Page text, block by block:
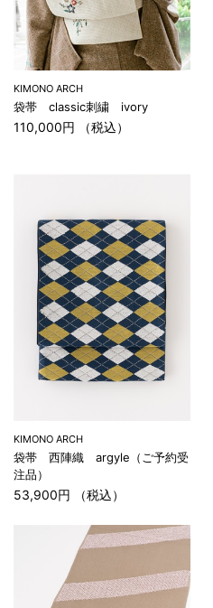
KIMONO ARCH
袋帯 classic刺繍 ivory
110,000円 （税込）
KIMONO ARCH
袋帯 西陣織 argyle（ご予約受
注品）
53,900円 （税込）